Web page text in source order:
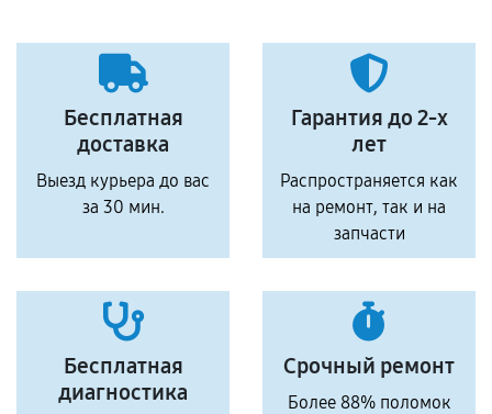
Бесплатная
доставка
Выезд курьера до вас
за 30 мин.
Гарантия до 2-х
лет
Распространяется как
на ремонт, так и на
запчасти
Бесплатная
диагностика
Срочный ремонт
Более 88% поломок